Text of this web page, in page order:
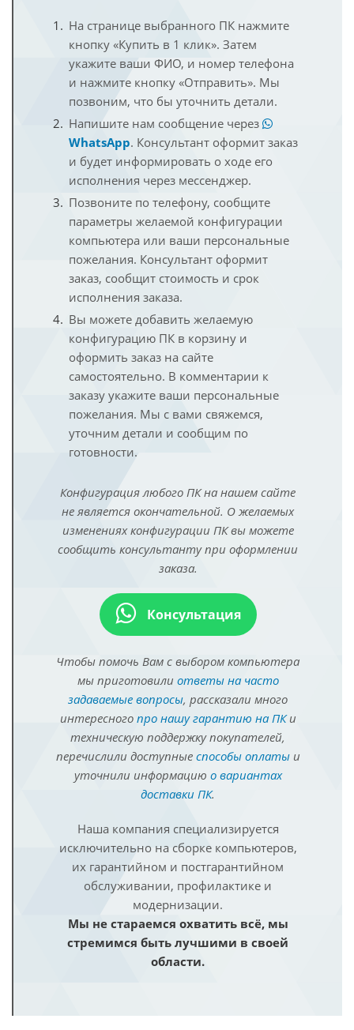
На странице выбранного ПК нажмите
кнопку «Купить в 1 клик». Затем
укажите ваши ФИО, и номер телефона
и нажмите кнопку «Отправить». Мы
позвоним, что бы уточнить детали.
Напишите нам сообщение через
WhatsApp. Консультант оформит заказ
и будет информировать о ходе его
исполнения через мессенджер.
Позвоните по телефону, сообщите
параметры желаемой конфигурации
компьютера или ваши персональные
пожелания. Консультант оформит
заказ, сообщит стоимость и срок
исполнения заказа.
Вы можете добавить желаемую
конфигурацию ПК в корзину и
оформить заказ на сайте
самостоятельно. В комментарии к
заказу укажите ваши персональные
пожелания. Мы с вами свяжемся,
уточним детали и сообщим по
готовности.
Конфигурация любого ПК на нашем сайте
не является окончательной. О желаемых
изменениях конфигурации ПК вы можете
сообщить консультанту при оформлении
заказа.
Консультация
Чтобы помочь Вам с выбором компьютера
мы приготовили ответы на часто
задаваемые вопросы, рассказали много
интересного про нашу гарантию на ПКи
техническую поддержку покупателей,
перечислили доступные способы оплатыи
уточнили информацию о вариантах
доставки ПК.
Наша компания специализируется
исключительно на сборке компьютеров,
их гарантийном и постгарантийном
обслуживании, профилактике и
модернизации.
Мы не стараемся охватить всё, мы
стремимся быть лучшими в своей
области.